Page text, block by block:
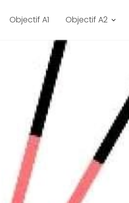
Objectif A1 Objectif A2